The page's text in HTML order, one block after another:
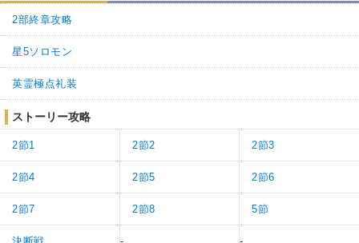
2部終章攻略
星5ソロモン
英霊極点礼装
ストーリー攻略
2節1 2節2 2節3
2節4 2節5 2節6
2節7 2節8 5節